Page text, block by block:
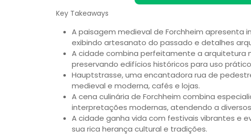
Key Takeaways
A paisagem medieval de Forchheim apresenta
exibindo artesanato do passado e detalhes
A cidade combina perfeitamente a arquitetura
preservando edifícios históricos para uso
Hauptstrasse, uma encantadora rua de
medieval e moderna, cafés e lojas.
A cena culinária de Forchheim combina
interpretações modernas, atendendo a
A cidade ganha vida com festivais vibrantes e
sua rica herança cultural e tradições.